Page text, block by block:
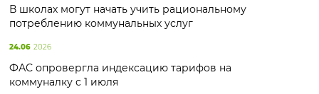
В школах могут начать учить рациональному
потреблению коммунальных услуг
24.06 2026
ФАС опровергла индексацию тарифов на
коммуналку с 1 июля